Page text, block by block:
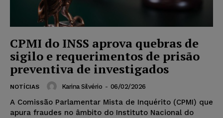
CPMI do INSS aprova quebras de
sigilo e requerimentos de prisão
preventiva de investigados
NOTÍCIAS Karina Silvério - 06/02/2026
A Comissão Parlamentar Mista de Inquérito (CPMI) que
apura fraudes no âmbito do Instituto Nacional do